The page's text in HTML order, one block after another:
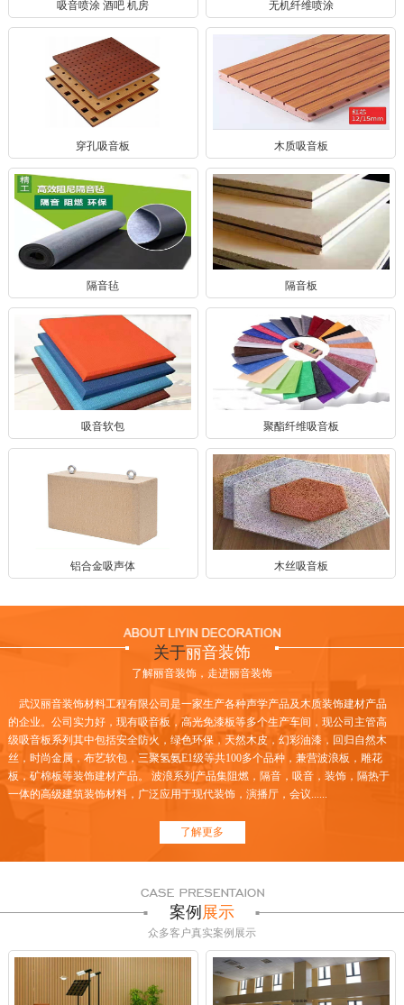
吸音喷涂 酒吧 机房 无机纤维喷涂
穿孔吸音板 木质吸音板
隔音毡 隔音板
吸音软包 聚酯纤维吸音板
铝合金吸声体 木丝吸音板
关于丽音装饰
了解丽音装饰，走进丽音装饰
武汉丽音装饰材料工程有限公司是一家生产各种声学产品及木质装饰建材产品
的企业。公司实力好，现有吸音板，高光免漆板等多个生产车间，现公司主管高
级吸音板系列其中包括安全防火，绿色环保，天然木皮，幻彩油漆，回归自然木
丝，时尚金属，布艺软包，三聚氢氨E1级等共100多个品种，兼营波浪板，雕花
板，矿棉板等装饰建材产品。 波浪系列产品集阻燃，隔音，吸音，装饰，隔热于
一体的高级建筑装饰材料，广泛应用于现代装饰，演播厅，会议......
了解更多
案例 展示
众多客户真实案例展示